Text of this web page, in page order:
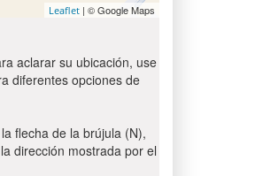
Leaflet | © Google Maps
aclarar su ubicación, use
diferentes opciones de
flecha de la brújula (N),
dirección mostrada por el